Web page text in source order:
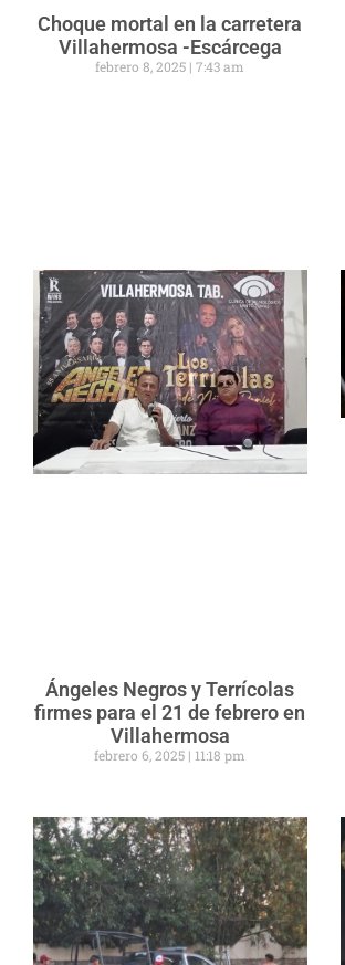
Choque mortal en la carretera
Villahermosa -Escárcega
febrero 8, 2025 7:43 am
Ángeles Negros y Terrícolas
firmes para el 21 de febrero en
Villahermosa
febrero 6, 2025 11:18 pm